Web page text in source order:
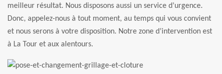
meilleur résultat. Nous disposons aussi un service d’urgence.
Donc, appelez-nous à tout moment, au temps qui vous convient
et nous serons à votre disposition. Notre zone d’intervention est
à La Tour et aux alentours.